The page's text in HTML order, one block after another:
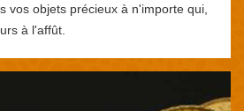
vos objets précieux à n'importe qui,
à l'affût.